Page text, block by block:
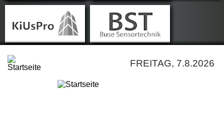
FREITAG, 7.8.2026